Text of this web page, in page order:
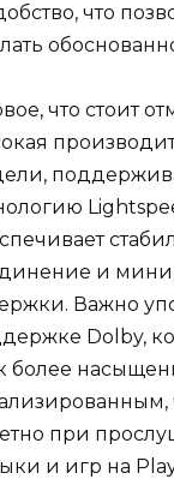
что
что стоит
и
Важно
Dolby,
более
при
и игр на